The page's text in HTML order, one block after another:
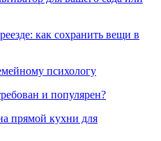
как сохранить вещи в
психологу
и популярен?
прямой кухни для